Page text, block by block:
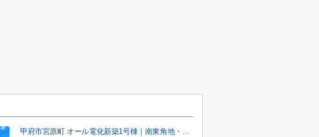
甲府市宮原町 オール電化新築1号棟｜南東角地・全室南向き・長期優良住宅・駐車並列3台の収納豊富な4LDK